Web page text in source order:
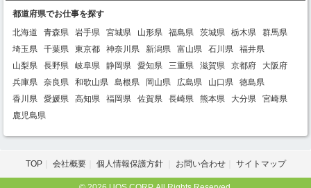
都道府県でお仕事を探す
北海道
青森県 岩手県 宮城県 山形県 福島県 茨城県 栃木県
群馬県
埼玉県
千葉県 東京都 神奈川県 新潟県 富山県 石川県
福井県
山梨県
長野県 岐阜県 静岡県 愛知県 三重県 滋賀県 京都府
大阪府
兵庫県
奈良県 和歌山県 島根県 岡山県 広島県 山口県
徳島県
香川県
愛媛県 高知県 福岡県 佐賀県 長崎県 熊本県 大分県
宮崎県
鹿児島県
TOP 会社概要 個人情報保護方針 お問い合わせ サイトマップ